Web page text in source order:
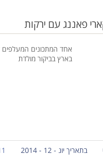
פאננג עם ירקות
אחד המתכונים
בארץ בביקור מולדת
בתאריך יונ - 12 - 2014 11